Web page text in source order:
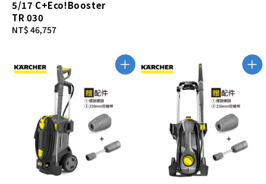
5/17 C+Eco!Booster
TR 030
Regular
NT$ 46,757